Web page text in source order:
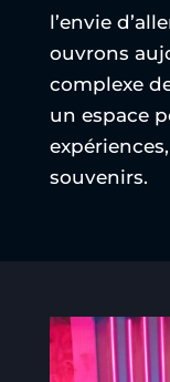
l’envie
ouvrons
complexe
un espace
souvenirs.